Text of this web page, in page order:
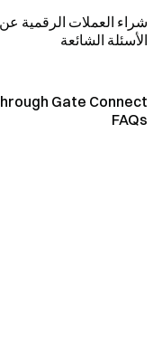
الأسئلة الشائعة
Gate Connect
FAQs